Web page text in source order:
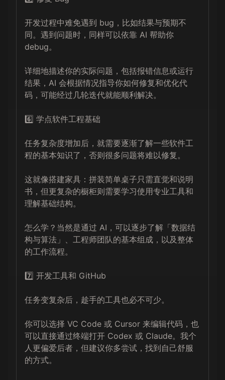
开发过程中难免遇到 bug，比如结果与预期不
同。遇到问题时，同样可以依靠 AI 帮助你
debug。
详细地描述你的实际问题，包括报错信息或运行
结果，AI 会根据情况指导你如何修复和优化代
码，可能经过几轮迭代就能顺利解决。
6️⃣ 学点软件工程基础
任务复杂度增加后，就需要逐渐了解一些软件工
程的基本知识了，否则很多问题将难以修复。
这就像搭建家具：拼装简单桌子只需直觉和说明
书，但更复杂的橱柜则需要学习使用专业工具和
理解基础结构。
怎么学？当然是通过 AI，可以逐步了解「数据结
构与算法」、工程师团队的基本组成，以及整体
的工作流程。
7️⃣ 开发工具和 GitHub
任务变复杂后，趁手的工具也必不可少。
你可以选择 VC Code 或 Cursor 来编辑代码，也
可以直接通过终端打开 Codex 或 Claude。我个
人更偏爱后者，但建议你多尝试，找到自己舒服
的方式。